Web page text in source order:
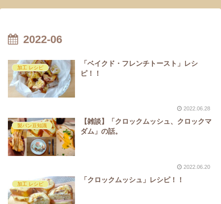
2022-06
加工 レシピ
「ベイクド・フレンチトースト」レシ
ピ！！
2022.06.28
製パン豆知識
【雑談】「クロックムッシュ、クロックマ
ダム」の話。
2022.06.20
加工 レシピ
「クロックムッシュ」レシピ！！